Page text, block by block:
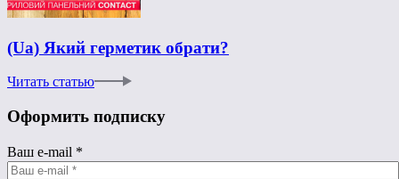
(Ua) Який герметик обрати?
Читать статью
Оформить подписку
Ваш e-mail *